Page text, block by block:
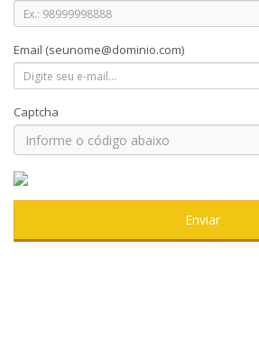
Email (seunome@dominio.com)
Captcha
Enviar